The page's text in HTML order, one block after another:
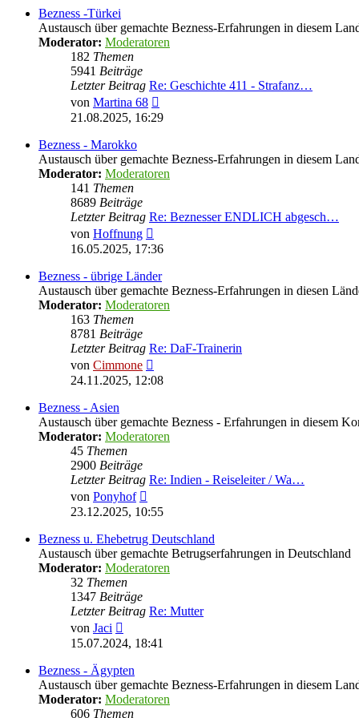
Bezness -Türkei
Austausch über gemachte Bezness-Erfahrungen in diesem
Moderator: Moderatoren
182 Themen
5941 Beiträge
Letzter Beitrag Re: Geschichte 411 - Strafanz…
von Martina 68
Beitrag
21.08.2025, 16:29
Bezness - Marokko
Austausch über gemachte Bezness-Erfahrungen in diesem
Moderator: Moderatoren
141 Themen
8689 Beiträge
Letzter Beitrag Re: Beznesser ENDLICH abgesch…
von Hoffnung
Beitrag
16.05.2025, 17:36
Bezness - übrige Länder
Austausch über gemachte Bezness-Erfahrungen in diesen
Moderator: Moderatoren
163 Themen
8781 Beiträge
Letzter Beitrag Re: DaF-Trainerin
von Cimmone
Beitrag
24.11.2025, 12:08
Bezness - Asien
Austausch über gemachte Bezness - Erfahrungen in diesem
Moderator: Moderatoren
45 Themen
2900 Beiträge
Letzter Beitrag Re: Indien - Reiseleiter / Wa…
von Ponyhof
Beitrag
23.12.2025, 10:55
Bezness u. Ehebetrug Deutschland
Austausch über gemachte Betrugserfahrungen in Deutschland
Moderator: Moderatoren
32 Themen
1347 Beiträge
Letzter Beitrag Re: Mutter
von Jaci
Beitrag
15.07.2024, 18:41
Bezness - Ägypten
Austausch über gemachte Bezness-Erfahrungen in diesem
Moderator: Moderatoren
606 Themen